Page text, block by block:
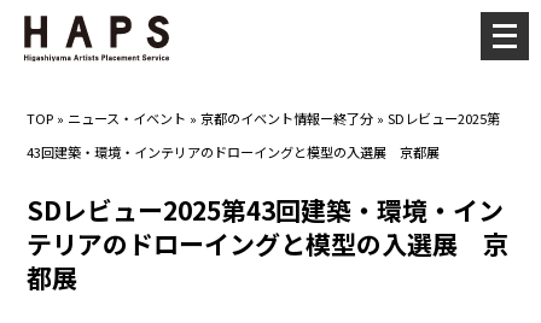
TOP » ニュース・イベント »京都のイベント情報ー終了分 »SDレビュー2025第
43回建築・環境・インテリアのドローイングと模型の入選展 京都展
SDレビュー2025第43回建築・環境・イン
テリアのドローイングと模型の入選展 京
都展
メ
ニ
ー
開
く